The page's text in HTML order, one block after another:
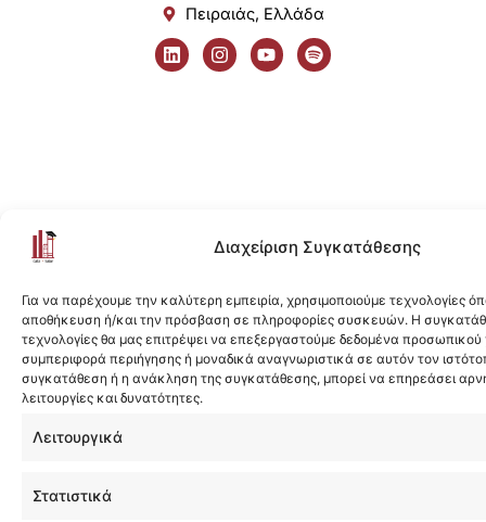
Διαχείριση Συγκατάθεσης
Για να παρέχουμε την καλύτερη εμπειρία, χρησιμοποιούμε τεχνολογίες
αποθήκευση ή/και την πρόσβαση σε πληροφορίες συσκευών. Η
τεχνολογίες θα μας επιτρέψει να επεξεργαστούμε δεδομένα
συμπεριφορά περιήγησης ή μοναδικά αναγνωριστικά σε αυτόν τον
συγκατάθεση ή η ανάκληση της συγκατάθεσης, μπορεί να επηρεάσει
λειτουργίες και δυνατότητες.
Λειτουργικά
Στατιστικά
Πειραιάς, Ελλάδα
L
i
n
I
n
s
Y
o
u
S
p
o